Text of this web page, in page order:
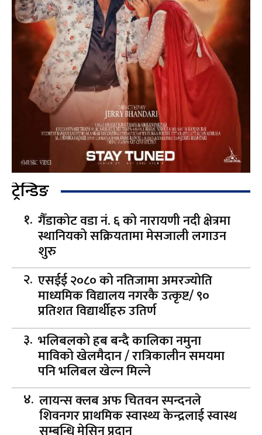
ट्रेन्डिङ
गैँडाकोट वडा नं. ६ को नारायणी नदी क्षेत्रमा
स्थानियको सक्रियतामा मेसजाली लगाउन
शुरु
एसईई २०८० को नतिजामा अमरज्योति
माध्यमिक विद्यालय नगरकै उत्कृष्ट/ ९०
प्रतिशत विद्यार्थीहरु उतिर्ण
भलिबलको हब बन्दै कालिका नमुना
माविको खेलमैदान / रात्रिकालीन समयमा
पनि भलिबल खेल्न मिल्ने
लायन्स क्लब अफ चितवन स्पन्दनले
शिवनगर प्राथमिक स्वास्थ्य केन्द्रलाई स्वास्थ